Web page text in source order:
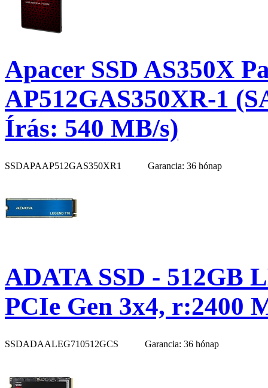
Apacer SSD AS350X
AP512GAS350XR-1
Írás: 540 MB/s)
SSDAPAAP512GAS350XR1 Garancia: 36 hónap
ADATA SSD - 512GB
PCIe Gen 3x4, r:2400
SSDADAALEG710512GCS Garancia: 36 hónap